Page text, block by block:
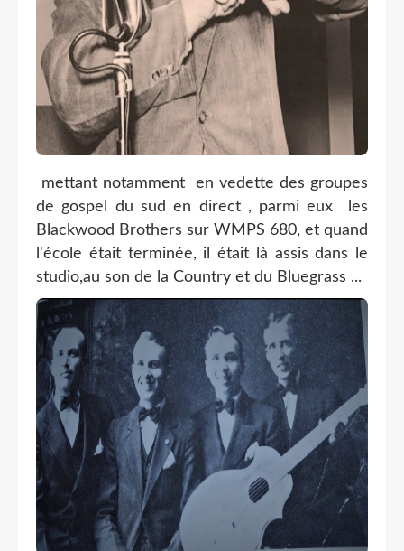
mettant notamment en vedette des groupes
de gospel du sud en direct , parmi eux les
Blackwood Brothers sur WMPS 680, et quand
l'école était terminée, il était là assis dans le
studio,au son de la Country et du Bluegrass ...